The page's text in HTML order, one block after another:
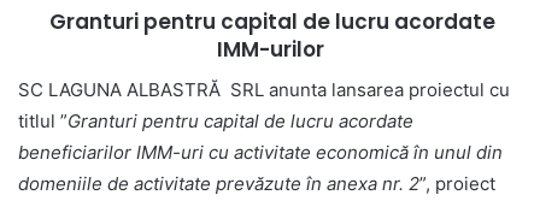
Granturi pentru capital de lucru acordate
IMM-urilor
SC LAGUNA ALBASTRĂ SRL anunta lansarea proiectul cu
titlul ”Granturi pentru capital de lucru acordate
beneficiarilor IMM-uri cu activitate economică în unul din
domeniile de activitate prevăzute în anexa nr. 2”, proiect